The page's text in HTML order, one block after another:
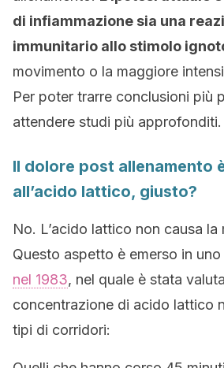
di infiammazione sia una
immunitario allo stimolo
movimento o la maggiore
Per poter trarre conclusioni più
attendere studi più approfonditi.
Il dolore post allenamento
all’acido lattico, giusto?
No. L’acido lattico non causa la
Questo aspetto è emerso in uno
nel 1983, nel quale è stata
concentrazione di acido lattico
tipi di corridori: